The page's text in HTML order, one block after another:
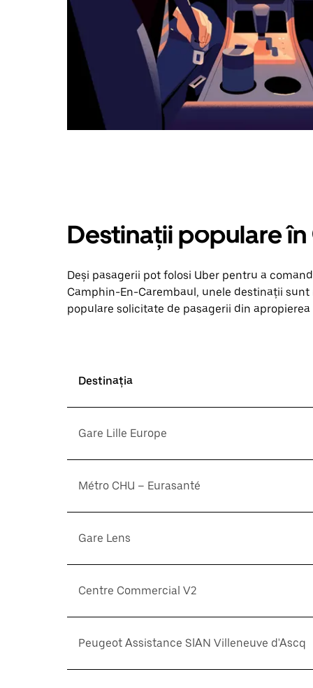
Destinații populare
Deși pasagerii pot folosi Uber pentru a
Camphin-En-Carembaul, unele destinații
populare solicitate de pasagerii din
Destinația
Gare Lille Europe
Métro CHU – Eurasanté
Gare Lens
Centre Commercial V2
Peugeot Assistance SIAN Villeneuve d'Ascq